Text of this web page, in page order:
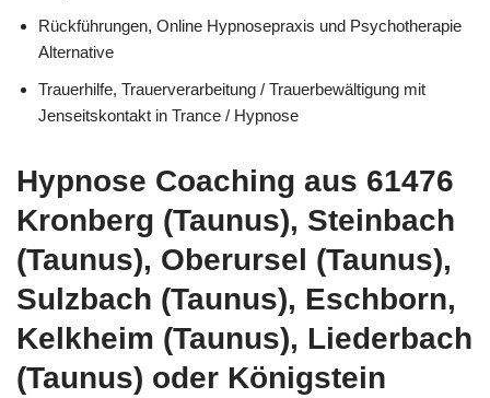
Rückführungen, Online Hypnosepraxis und Psychotherapie
Alternative
Trauerhilfe, Trauerverarbeitung / Trauerbewältigung mit
Jenseitskontakt in Trance / Hypnose
Hypnose Coaching aus 61476
Kronberg (Taunus), Steinbach
(Taunus), Oberursel (Taunus),
Sulzbach (Taunus), Eschborn,
Kelkheim (Taunus), Liederbach
(Taunus) oder Königstein